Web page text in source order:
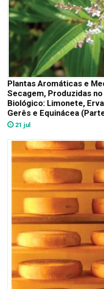
Plantas Aromáticas e
Secagem, Produzidas
Biológico: Limonete,
Gerês e Equinácea
21 jul